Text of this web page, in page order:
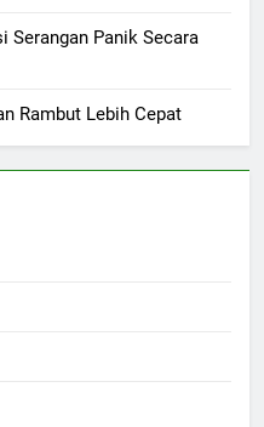
Serangan Panik Secara
Rambut Lebih Cepat